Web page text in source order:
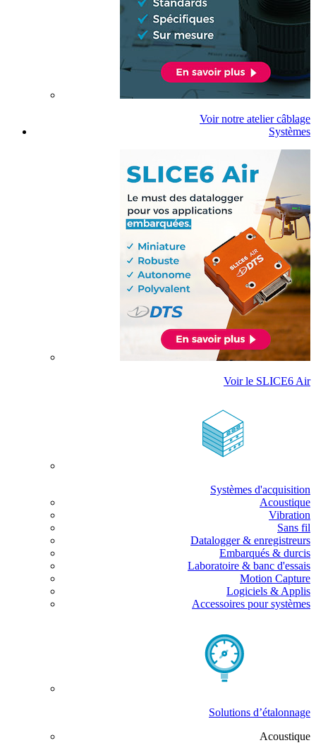
Voir notre atelier câblage
Systèmes
Voir le SLICE6 Air
Systèmes d'acquisition
Acoustique
Vibration
Sans fil
Datalogger & enregistreurs
Embarqués & durcis
Laboratoire & banc d'essais
Motion Capture
Logiciels & Applis
Accessoires pour systèmes
Solutions d’étalonnage
Acoustique